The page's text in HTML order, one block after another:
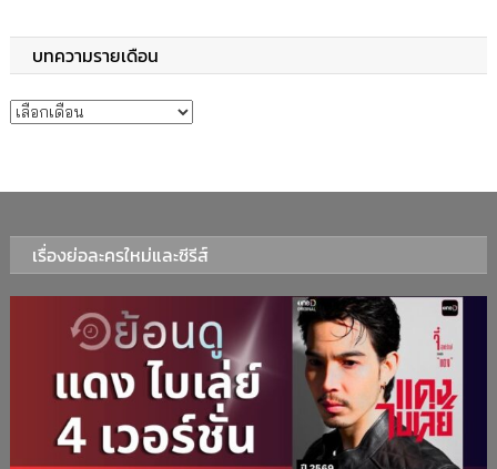
บทความรายเดือน
บทความรายเดือน
เรื่องย่อละครใหม่และซีรีส์